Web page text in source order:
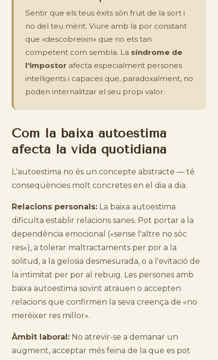
Sentir que els teus èxits són fruit de la sort i
no del teu mèrit. Viure amb la por constant
que «descobreixin» que no ets tan
competent com sembla. La síndrome de
l'impostor afecta especialment persones
intel·ligents i capaces que, paradoxalment, no
poden internalitzar el seu propi valor.
Com la baixa autoestima
afecta la vida quotidiana
L'autoestima no és un concepte abstracte — té
conseqüències molt concretes en el dia a dia:
Relacions personals: La baixa autoestima
dificulta establir relacions sanes. Pot portar a la
dependència emocional («sense l'altre no sóc
res»), a tolerar maltractaments per por a la
solitud, a la gelosia desmesurada, o a l'evitació de
la intimitat per por al rebuig. Les persones amb
baixa autoestima sovint atrauen o accepten
relacions que confirmen la seva creença de «no
merèixer res millor».
Àmbit laboral: No atrevir-se a demanar un
augment, acceptar més feina de la que es pot